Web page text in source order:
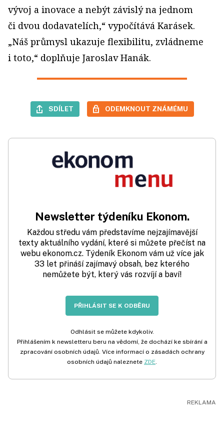
vývoj a inovace a nebýt závislý na jednom
či dvou dodavatelích,“ vypočítává Karásek.
„Náš průmysl ukazuje flexibilitu, zvládneme
i toto,“ doplňuje Jaroslav Hanák.
SDÍLET ODEMKNOUT ZNÁMÉMU
Newsletter týdeníku Ekonom.
Každou středu vám představíme nejzajímavější
texty aktuálního vydání, které si můžete přečíst na
webu ekonom.cz. Týdeník Ekonom vám už více jak
33 let přináší zajímavý obsah, bez kterého
nemůžete být, který vás rozvíjí a baví!
PŘIHLÁSIT SE K ODBĚRU
Odhlásit se můžete kdykoliv.
Přihlášením k newsletteru beru na vědomí, že dochází ke sbírání a
zpracování osobních údajů. Více informací o zásadách ochrany
osobních údajů naleznete ZDE.